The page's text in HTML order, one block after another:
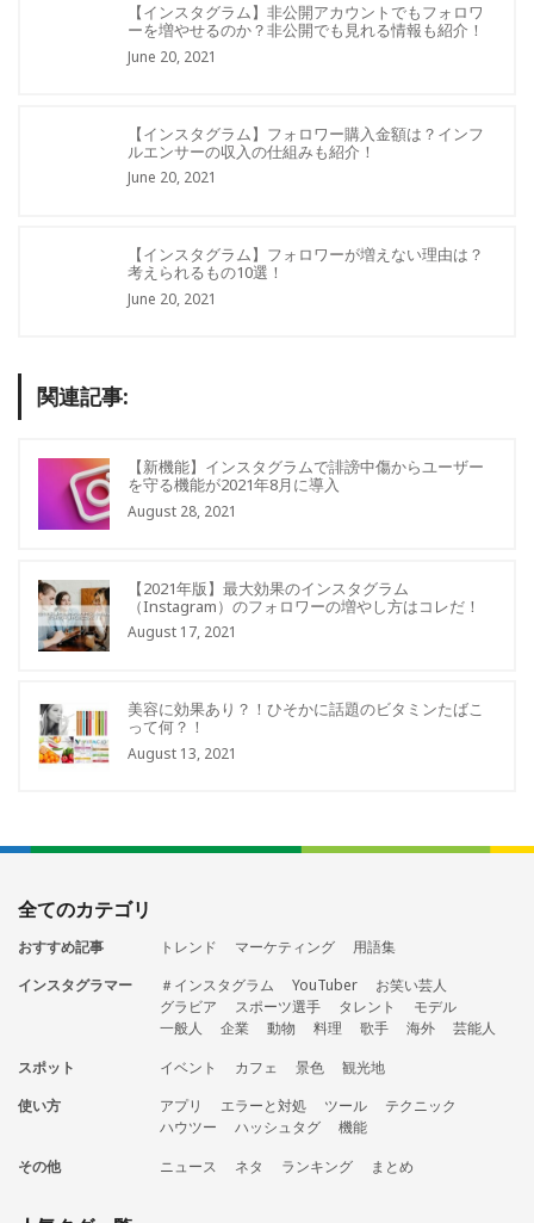
【インスタグラム】非公開アカウントでもフォロワ
ーを増やせるのか？非公開でも見れる情報も紹介！
June 20, 2021
【インスタグラム】フォロワー購入金額は？インフ
ルエンサーの収入の仕組みも紹介！
June 20, 2021
【インスタグラム】フォロワーが増えない理由は？
考えられるもの10選！
June 20, 2021
関連記事:
【新機能】インスタグラムで誹謗中傷からユーザー
を守る機能が2021年8月に導入
August 28, 2021
【2021年版】最大効果のインスタグラム
（Instagram）のフォロワーの増やし方はコレだ！
August 17, 2021
美容に効果あり？！ひそかに話題のビタミンたばこ
って何？！
August 13, 2021
全てのカテゴリ
おすすめ記事 トレンド マーケティング
用語集
インスタグラマー
＃インスタグラム YouTuber
お笑い芸人
グラビア
スポーツ選手 タレント
モデル
一般人
企業 動物 料理 歌手 海外
芸能人
スポット
イベント カフェ 景色
観光地
使い方
アプリ エラーと対処 ツール
テクニック
ハウツー
ハッシュタグ
機能
その他
ニュース ネタ ランキング まとめ